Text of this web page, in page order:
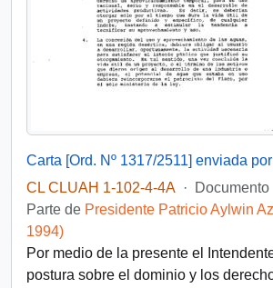
CL CLUAH 1-102-4-4A · Documento
Parte de Presidente Patricio Aylwin
1994)
Por medio de la presente el
postura sobre el dominio y los